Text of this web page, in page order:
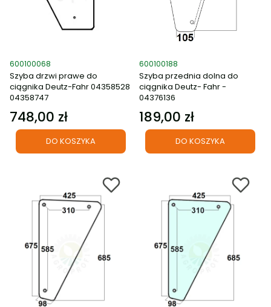
Kod produktu
600100068
Szyba drzwi prawe do
ciągnika Deutz-Fahr 04358528
04358747
Cena
748,00 zł
DO KOSZYKA
Kod produktu
600100188
Szyba przednia dolna do
ciągnika Deutz- Fahr -
04376136
Cena
189,00 zł
DO KOSZYKA